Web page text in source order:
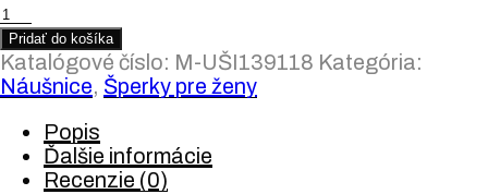
množstvo
Strieborné
náušnice
"Dvojkruh"
Pridať do košíka
Katalógové číslo: M-UŠI139118 Kategória:
Náušnice, Šperky pre ženy
Popis
Ďalšie informácie
Recenzie (0)